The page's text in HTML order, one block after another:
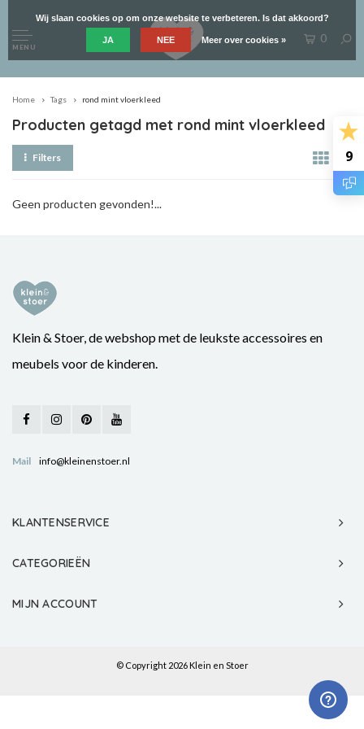
9
MENU
0
Home Tags rond mint vloerkleed
Producten getagd met rond mint vloerkleed
Filters
Geen producten gevonden!...
Klein & Stoer, de webshop met de leukste accessoires en
meubels voor de kinderen.
Mail info@kleinenstoer.nl
KLANTENSERVICE
CATEGORIEËN
MIJN ACCOUNT
© Copyright 2026 Klein en Stoer
Wij slaan cookies op om onze website te verbeteren. Is dat akkoord?
JA NEE Meer over cookies »